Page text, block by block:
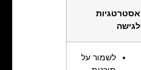
אסטרטגיות
לגישה
לשמור על